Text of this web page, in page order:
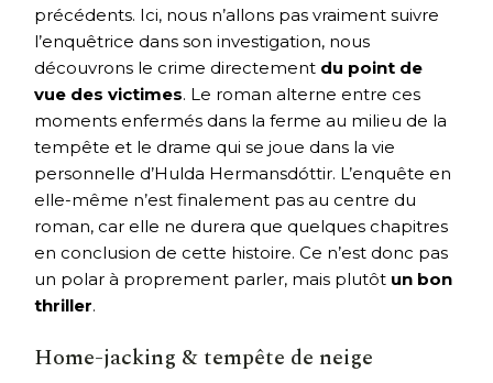
précédents. Ici, nous n’allons pas vraiment suivre
l’enquêtrice dans son investigation, nous
découvrons le crime directement du point de
vue des victimes. Le roman alterne entre ces
moments enfermés dans la ferme au milieu de la
tempête et le drame qui se joue dans la vie
personnelle d’Hulda Hermansdóttir. L’enquête en
elle-même n’est finalement pas au centre du
roman, car elle ne durera que quelques chapitres
en conclusion de cette histoire. Ce n’est donc pas
un polar à proprement parler, mais plutôt un bon
thriller.
Home-jacking & tempête de neige